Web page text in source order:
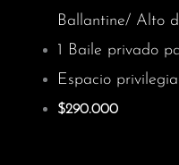
Ballantine/ Alto
1 Baile privado
Espacio
$290.000